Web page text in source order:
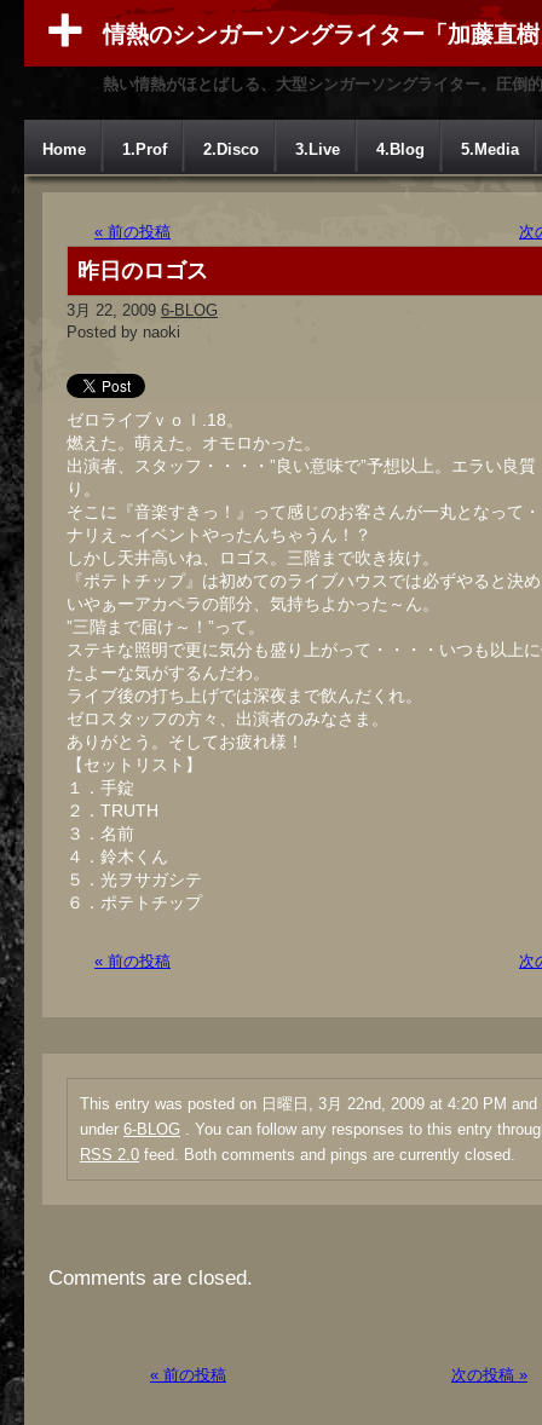
情熱のシンガーソングライター「加藤直
熱い情熱がほとばしる、大型シンガーソングライター。圧倒
Home 1.Prof 2.Disco 3.Live 4.Blog 5.Media
« 前の投稿 次
昨日のロゴス
3月 22, 2009 6-BLOG
Posted by naoki
ゼロライブｖｏｌ.18。
燃えた。萌えた。オモロかった。
出演者、スタッフ・・・・”良い意味で”予想以上。エラい良質
り。
そこに『音楽すきっ！』って感じのお客さんが一丸となって
ナリえ～イベントやったんちゃうん！？
しかし天井高いね、ロゴス。三階まで吹き抜け。
『ポテトチップ』は初めてのライブハウスでは必ずやると決
いやぁーアカペラの部分、気持ちよかった～ん。
”三階まで届け～！”って。
ステキな照明で更に気分も盛り上がって・・・・いつも以上
たよーな気がするんだわ。
ライブ後の打ち上げでは深夜まで飲んだくれ。
ゼロスタッフの方々、出演者のみなさま。
ありがとう。そしてお疲れ様！
【セットリスト】
１．手錠
２．TRUTH
３．名前
４．鈴木くん
５．光ヲサガシテ
６．ポテトチップ
« 前の投稿 次
This entry was posted on 日曜日, 3月 22nd, 2009 at 4:20 PM
under 6-BLOG . You can follow any responses to this entry
RSS 2.0 feed. Both comments and pings are currently closed.
Comments are closed.
« 前の投稿 次の投稿 »